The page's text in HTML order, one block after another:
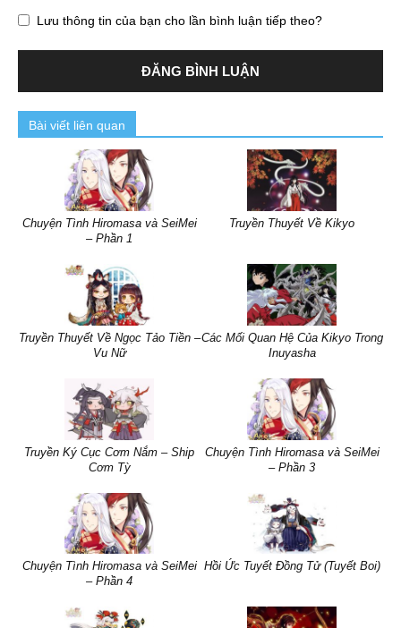
Lưu thông tin của bạn cho lần bình luận tiếp theo?
Bài viết liên quan
Chuyện Tình Hiromasa và SeiMei
– Phần 1
Truyền Thuyết Về Kikyo
Truyền Thuyết Về Ngọc Tảo Tiền –
Vu Nữ
Các Mối Quan Hệ Của Kikyo Trong
Inuyasha
Truyền Ký Cục Cơm Nắm – Ship
Cơm Tỳ
Chuyện Tình Hiromasa và SeiMei
– Phần 3
Chuyện Tình Hiromasa và SeiMei
– Phần 4
Hồi Ức Tuyết Đồng Tử (Tuyết Boi)